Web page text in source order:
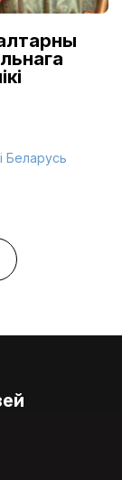
алтарны
Беларусь